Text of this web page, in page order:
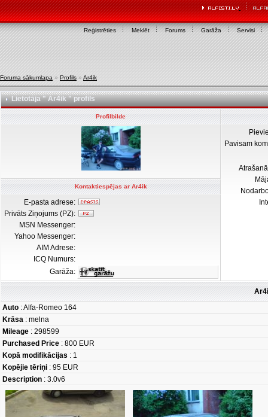
Reģistrēties Meklēt Forums Garāža Servisi
Foruma sākumlapa » Profils » Ar4ik
Lietotāja " Ar4ik " profils
Profilbilde
Pavisam
Kontaktiespējas ar Ar4ik
E-pasta adrese:
Privāts Ziņojums (PZ):
MSN Messenger:
Yahoo Messenger:
AIM Adrese:
ICQ Numurs:
Garāža:
Auto : Alfa-Romeo 164
Krāsa : melna
Mileage : 298599
Purchased Price : 800 EUR
Kopā modifikācijas : 1
Kopējie tēriņi : 95 EUR
Description : 3.0v6